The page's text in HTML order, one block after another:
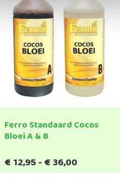
Ferro Standaard Cocos
Bloei A & B
€ 12,95-€36,00Prijsklasse:
€12,95
Dit
product